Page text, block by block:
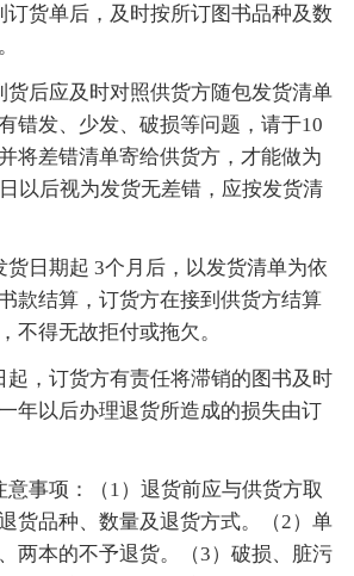
订货单后，及时按所订图书品种及数
货后应及时对照供货方随包发货清单
错发、少发、破损等问题，请于10
将差错清单寄给供货方，才能做为
以后视为发货无差错，应按发货清
货日期起 3个月后，以发货清单为依
款结算，订货方在接到供货方结算
不得无故拒付或拖欠。
起，订货方有责任将滞销的图书及时
年以后办理退货所造成的损失由订
意事项：（1）退货前应与供货方取
货品种、数量及退货方式。（2）单
两本的不予退货。（3）破损、脏污